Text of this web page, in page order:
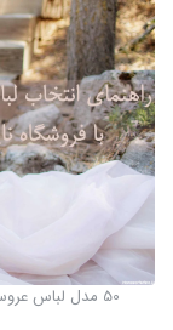
50 مدل لباس عروس جدید 2022 و نکات انتخاب لباس عروس مناسب